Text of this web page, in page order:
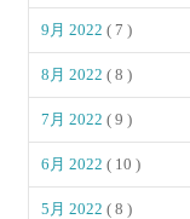
9月 2022( 7 )
8月 2022( 8 )
7月 2022( 9 )
6月 2022( 10 )
5月 2022( 8 )